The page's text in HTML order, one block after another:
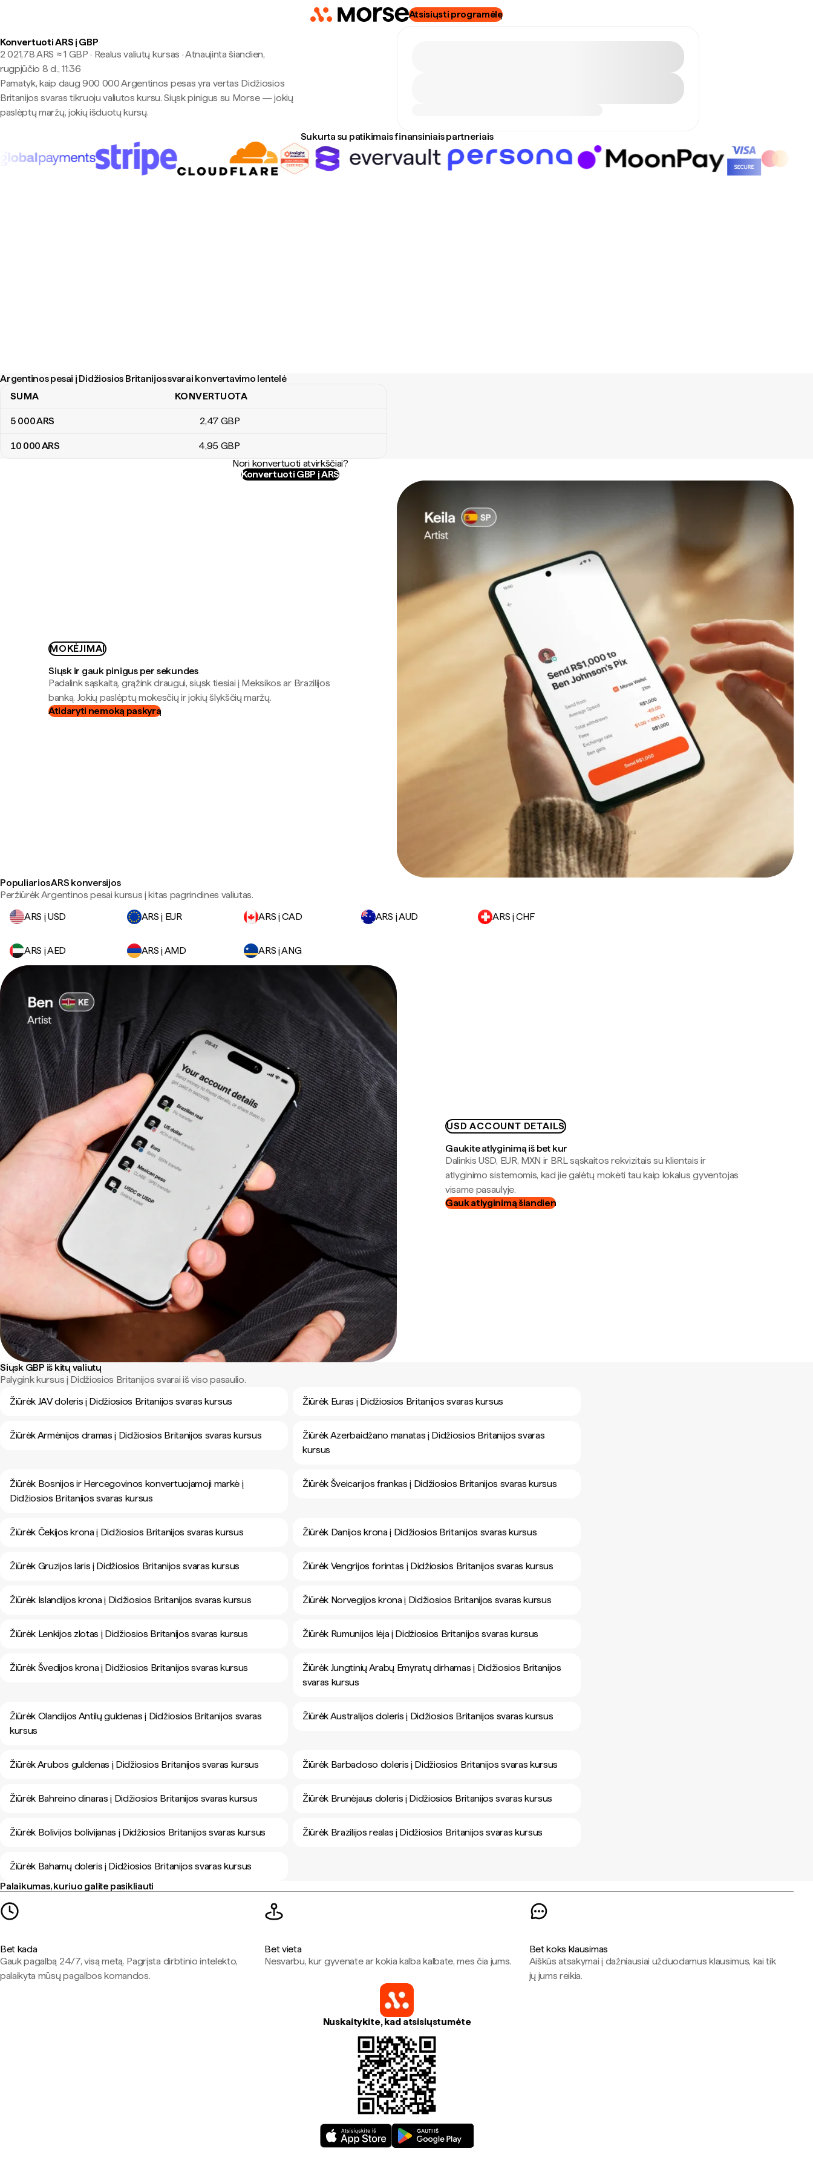
Atsisiųsti programėlę
Konvertuoti ARS į GBP
2 021,78 ARS ≈ 1 GBP · Realus valiutų kursas ·Atnaujinta šiandien,
rugpjūčio 8 d., 11:36
Pamatyk, kaip daug 900 000 Argentinos pesas yra vertas Didžiosios
Britanijos svaras tikruoju valiutos kursu. Siųsk pinigus su Morse — jokių
paslėptų maržų, jokių išduotų kursų.
Sukurta su patikimais finansiniais partneriais
Argentinos pesai į Didžiosios Britanijos svarai konvertavimo lentelė
Argentinos pesai į Didžiosios Britanijos svarai konvertavimo lentelė
SUMA KONVERTUOTA
5 000ARS 2,47 GBP
10 000ARS 4,95 GBP
Nori konvertuoti atvirkščiai?
Konvertuoti GBP į ARS
MOKĖJIMAI
Siųsk ir gauk pinigus per sekundes
Padalink sąskaitą, grąžink draugui, siųsk tiesiai į Meksikos ar Brazilijos
banką. Jokių paslėptų mokesčių ir jokių šlykščių maržų.
Atidaryti nemoką paskyrą
Populiarios ARS konversijos
Peržiūrėk Argentinos pesai kursus į kitas pagrindines valiutas.
ARS į USD
ARS į EUR ARS į CAD ARS į AUD ARS į CHF
ARS į AED ARS į AMD ARS į ANG
USD ACCOUNT DETAILS
Gaukite atlyginimą iš bet kur
Dalinkis USD, EUR, MXN ir BRL sąskaitos rekvizitais su klientais ir
atlyginimo sistemomis, kad jie galėtų mokėti tau kaip lokalus gyventojas
visame pasaulyje.
Gauk atlyginimą šiandien
Siųsk GBP iš kitų valiutų
Palygink kursus į Didžiosios Britanijos svarai iš viso pasaulio.
Žiūrėk JAV doleris į Didžiosios Britanijos svaras kursus
Žiūrėk Euras į Didžiosios Britanijos svaras kursus
Žiūrėk Armėnijos dramas į Didžiosios Britanijos svaras kursus
Žiūrėk Azerbaidžano manatas į Didžiosios Britanijos svaras
kursus
Žiūrėk Bosnijos ir Hercegovinos konvertuojamoji markė į
Didžiosios Britanijos svaras kursus
Žiūrėk Šveicarijos frankas į Didžiosios Britanijos svaras kursus
Žiūrėk Čekijos krona į Didžiosios Britanijos svaras kursus Žiūrėk Danijos krona į Didžiosios Britanijos svaras kursus
Žiūrėk Gruzijos laris į Didžiosios Britanijos svaras kursus Žiūrėk Vengrijos forintas į Didžiosios Britanijos svaras kursus
Žiūrėk Islandijos krona į Didžiosios Britanijos svaras kursus Žiūrėk Norvegijos krona į Didžiosios Britanijos svaras kursus
Žiūrėk Lenkijos zlotas į Didžiosios Britanijos svaras kursus Žiūrėk Rumunijos lėja į Didžiosios Britanijos svaras kursus
Žiūrėk Švedijos krona į Didžiosios Britanijos svaras kursus
Žiūrėk Jungtinių Arabų Emyratų dirhamas į Didžiosios Britanijos
svaras kursus
Žiūrėk Olandijos Antilų guldenas į Didžiosios Britanijos svaras
kursus
Žiūrėk Australijos doleris į Didžiosios Britanijos svaras kursus
Žiūrėk Arubos guldenas į Didžiosios Britanijos svaras kursus Žiūrėk Barbadoso doleris į Didžiosios Britanijos svaras kursus
Žiūrėk Bahreino dinaras į Didžiosios Britanijos svaras kursus Žiūrėk Brunėjaus doleris į Didžiosios Britanijos svaras kursus
Žiūrėk Bolivijos bolivijanas į Didžiosios Britanijos svaras kursus Žiūrėk Brazilijos realas į Didžiosios Britanijos svaras kursus
Žiūrėk Bahamų doleris į Didžiosios Britanijos svaras kursus
Palaikumas, kuriuo galite pasikliauti
Bet kada
Gauk pagalbą 24/7, visą metą. Pagrįsta dirbtinio intelekto,
palaikyta mūsų pagalbos komandos.
Bet vieta
Nesvarbu, kur gyvenate ar kokia kalba kalbate, mes čia jums.
Bet koks klausimas
Aiškūs atsakymai į dažniausiai užduodamus klausimus, kai tik
jų jums reikia.
Nuskaitykite, kad atsisiųstumėte